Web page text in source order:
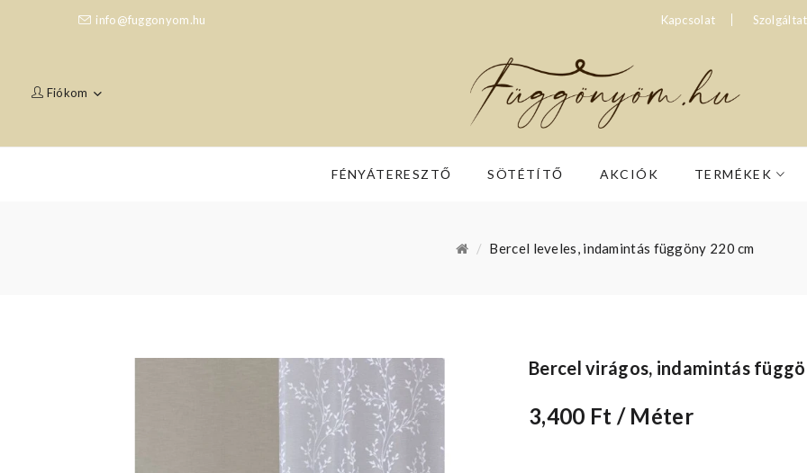
info@fuggonyom.hu Kapcsolat
Fiókom
FÉNYÁTERESZTŐ SÖTÉTÍTŐ AKCIÓK TERMÉKEK
Bercel leveles, indamintás függöny 220 cm
Bercel virágos, indamintás
3,400 Ft / Méter